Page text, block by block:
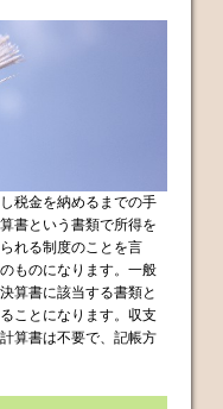
税金を納めるまでの手
書という書類で所得を
れる制度のことを言
ものになります。一般
算書に該当する書類と
ことになります。収支
算書は不要で、記帳方